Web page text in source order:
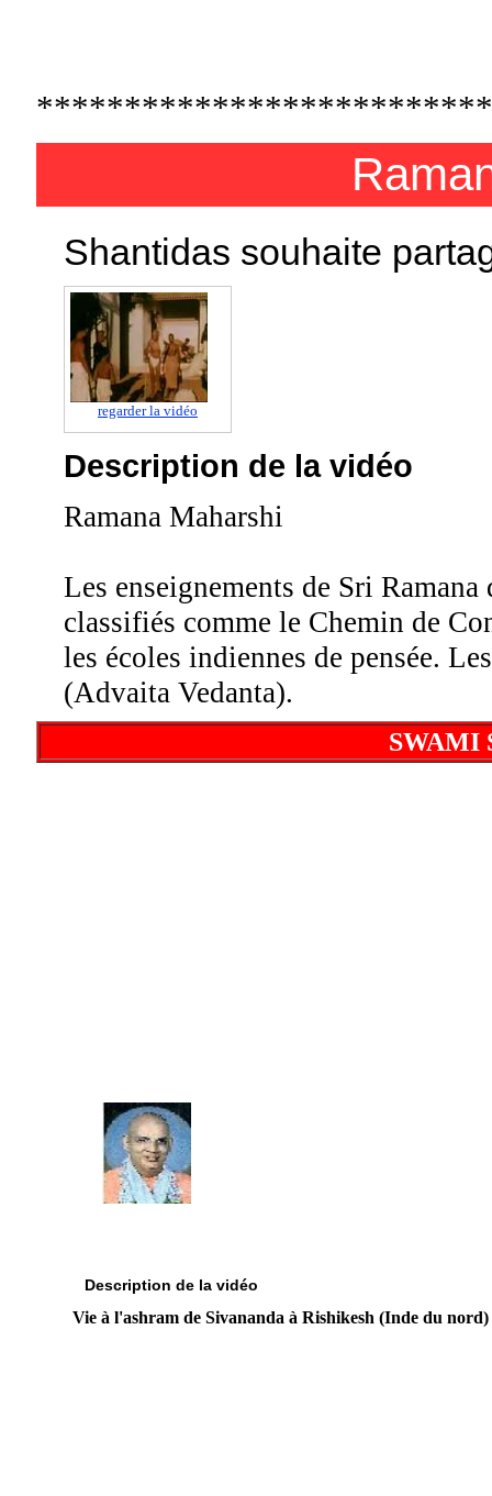
Shantidas souhaite
regarder la vidéo
Description de la vidéo
Ramana Maharshi
Les enseignements de Sri
classifiés comme le Chemin de
les écoles indiennes de pensée.
(Advaita Vedanta).
SWAMI
Description de la vidéo
Vie à l'ashram de Sivananda à Rishikesh (Inde du nord)